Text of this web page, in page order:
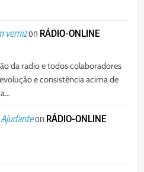
DE INHAMÍZUA:
DOS
FOI ACEITE, MAS
RESISTÊNCIAS PELO
SOCIEDADE
NOTICIAS EDIÇÃO 28 DE
DE 2026
vernizon RÁDIO-ONLINE
da radio e todos colaboradores
e consistência acima de
on RÁDIO-ONLINE